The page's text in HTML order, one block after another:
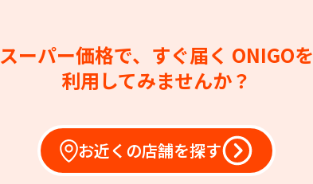
スーパー価格で、すぐ届く ONIGOを
利用してみませんか？
お近くの店舗を探す